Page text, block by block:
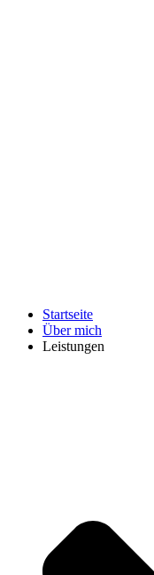
Startseite
Über mich
Leistungen